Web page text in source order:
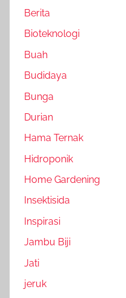
Berita
Bioteknologi
Buah
Budidaya
Bunga
Durian
Hama Ternak
Hidroponik
Home Gardening
Insektisida
Inspirasi
Jambu Biji
Jati
jeruk